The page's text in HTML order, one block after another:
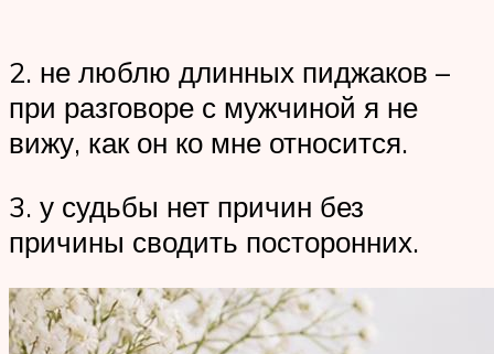
2. не люблю длинных пиджаков –
при разговоре с мужчиной я не
вижу, как он ко мне относится.
3. у судьбы нет причин без
причины сводить посторонних.